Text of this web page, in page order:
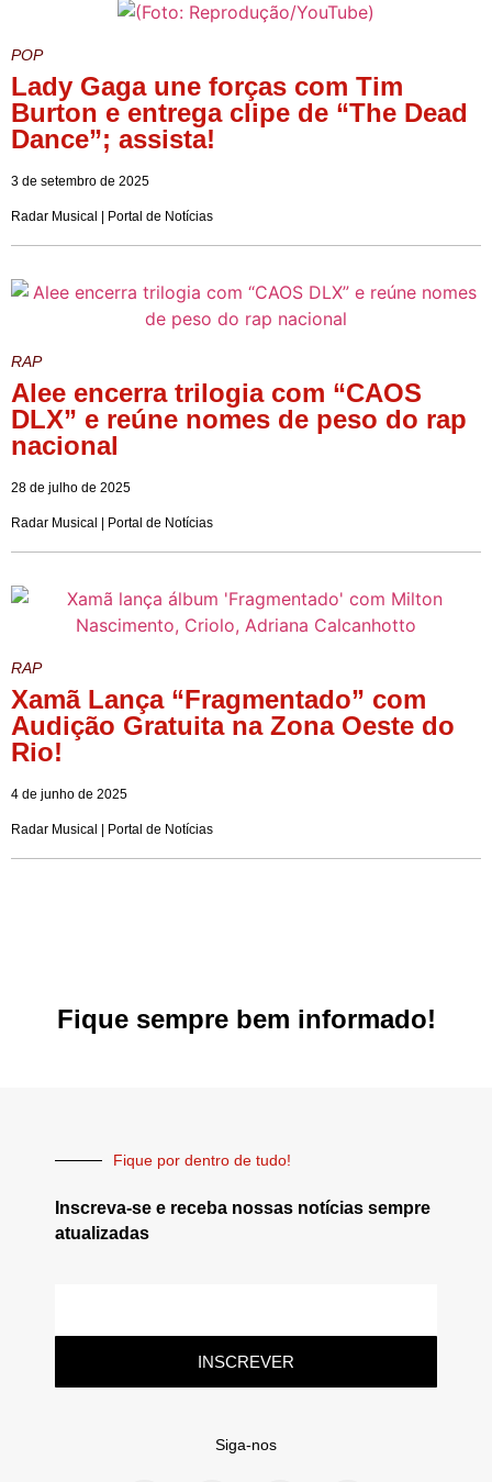
POP
Lady Gaga une forças com Tim
Burton e entrega clipe de “The Dead
Dance”; assista!
3 de setembro de 2025
Radar Musical | Portal de Notícias
RAP
Alee encerra trilogia com “CAOS
DLX” e reúne nomes de peso do rap
nacional
28 de julho de 2025
Radar Musical | Portal de Notícias
RAP
Xamã Lança “Fragmentado” com
Audição Gratuita na Zona Oeste do
Rio!
4 de junho de 2025
Radar Musical | Portal de Notícias
Fique sempre bem informado!
Fique por dentro de tudo!
Inscreva-se e receba nossas notícias sempre
atualizadas
INSCREVER
Siga-nos